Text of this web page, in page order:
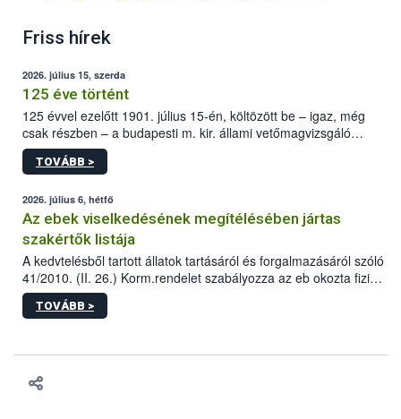
Friss hírek
2026. július 15, szerda
125 éve történt
125 évvel ezelőtt 1901. július 15-én, költözött be – igaz, még
csak részben – a budapesti m. kir. állami vetőmagvizsgáló
állomás a Kis Rókus utca 15. szám alatti, Czigler Győző által
tervezett új épületébe.
TOVÁBB >
2026. július 6, hétfő
Az ebek viselkedésének megítélésében jártas
szakértők listája
A kedvtelésből tartott állatok tartásáról és forgalmazásáról szóló
41/2010. (II. 26.) Korm.rendelet szabályozza az eb okozta fizikai
sérülés, illetve ennek veszélye keletkezésekor felmerülő
hatósági feladatokat, valamint a veszélyes eb tartását és annak
TOVÁBB >